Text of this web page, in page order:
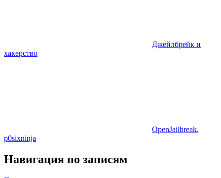
Джейлбрейк и
хакерство
OpenJailbreak,
p0sixninja
Навигация по записям